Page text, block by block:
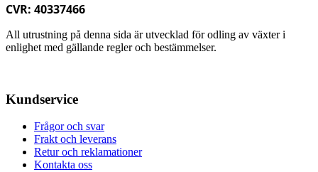
CVR: 40337466
All utrustning på denna sida är utvecklad för odling av växter i
enlighet med gällande regler och bestämmelser.
Kundservice
Frågor och svar
Frakt och leverans
Retur och reklamationer
Kontakta oss